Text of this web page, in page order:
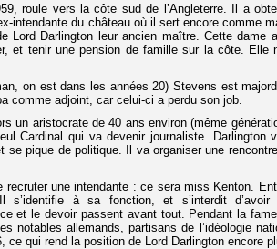
roule vers la côte sud de l’Angleterre. Il a
intendante du château où il sert encore comme
Lord Darlington leur ancien maître. Cette dame
et tenir une pension de famille sur la côte. Elle
on est dans les années 20) Stevens est
comme adjoint, car celui-ci a perdu son job.
un aristocrate de 40 ans environ (même
Cardinal qui va devenir journaliste. Darlington
se pique de politique. Il va organiser une
recruter une intendante : ce sera miss Kenton.
s’identifie à sa fonction, et s’interdit
et le devoir passent avant tout. Pendant la
notables allemands, partisans de l’idéologie
ce qui rend la position de Lord Darlington encore